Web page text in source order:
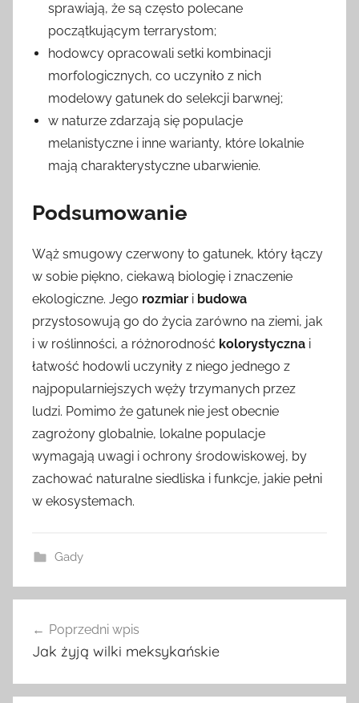
sprawiają, że są często polecane
początkującym terrarystom;
hodowcy opracowali setki kombinacji
morfologicznych, co uczyniło z nich
modelowy gatunek do selekcji barwnej;
w naturze zdarzają się populacje
melanistyczne i inne warianty, które lokalnie
mają charakterystyczne ubarwienie.
Podsumowanie
Wąż smugowy czerwony to gatunek, który łączy
w sobie piękno, ciekawą biologię i znaczenie
ekologiczne. Jego rozmiar i budowa
przystosowują go do życia zarówno na ziemi, jak
i w roślinności, a różnorodność kolorystyczna i
łatwość hodowli uczyniły z niego jednego z
najpopularniejszych węży trzymanych przez
ludzi. Pomimo że gatunek nie jest obecnie
zagrożony globalnie, lokalne populacje
wymagają uwagi i ochrony środowiskowej, by
zachować naturalne siedliska i funkcje, jakie pełni
w ekosystemach.
Gady
wpisu
Poprzedni wpis
Jak żyją wilki meksykańskie